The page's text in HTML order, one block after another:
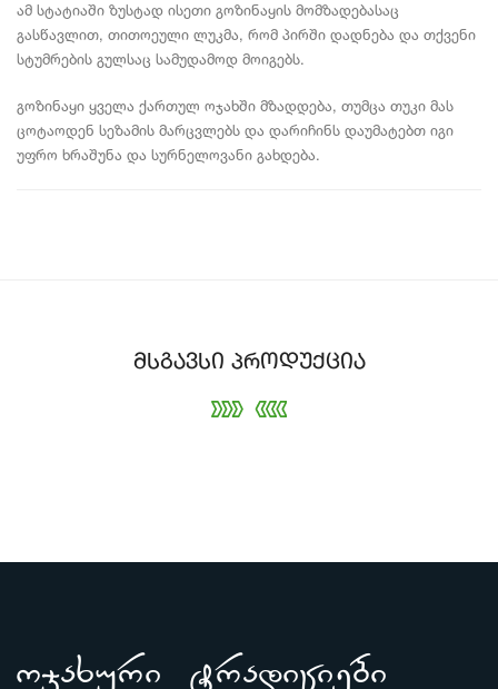
ამ სტატიაში ზუსტად ისეთი გოზინაყის მომზადებასაც
გასწავლით, თითოეული ლუკმა, რომ პირში დადნება და თქვენი
სტუმრების გულსაც სამუდამოდ მოიგებს.
გოზინაყი ყველა ქართულ ოჯახში მზადდება, თუმცა თუკი მას
ცოტაოდენ სეზამის მარცვლებს და დარიჩინს დაუმატებთ იგი
უფრო ხრაშუნა და სურნელოვანი გახდება.
მსგავსი პროდუქცია
ojaxuri tradiciebi